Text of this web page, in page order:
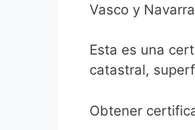
Vasco y
Esta es una
catastral,
Obtener